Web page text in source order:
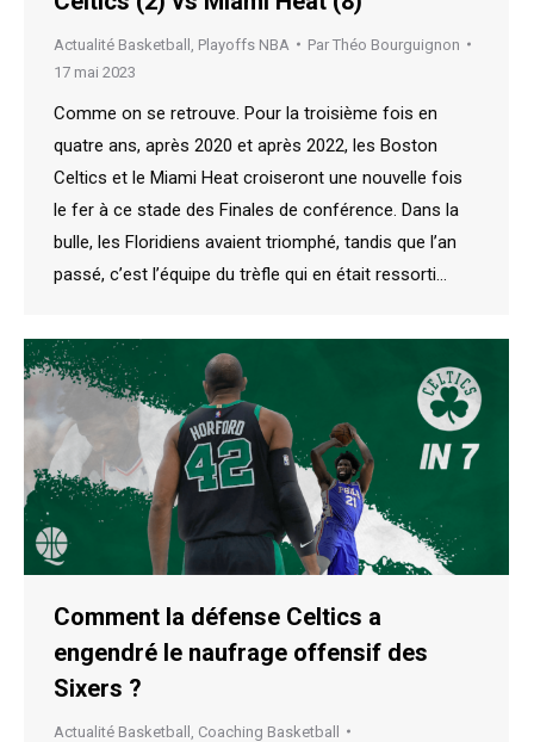
Actualité Basketball Playoffs NBA Par Théo Bourguignon
17 mai 2023
Comme on se retrouve. Pour la troisième fois en
quatre ans, après 2020 et après 2022, les Boston
Celtics et le Miami Heat croiseront une nouvelle fois
le fer à ce stade des Finales de conférence. Dans la
bulle, les Floridiens avaient triomphé, tandis que l’an
passé, c’est l’équipe du trèfle qui en était ressorti…
Comment la défense Celtics a
engendré le naufrage offensif des
Sixers ?
Actualité Basketball
Coaching Basketball